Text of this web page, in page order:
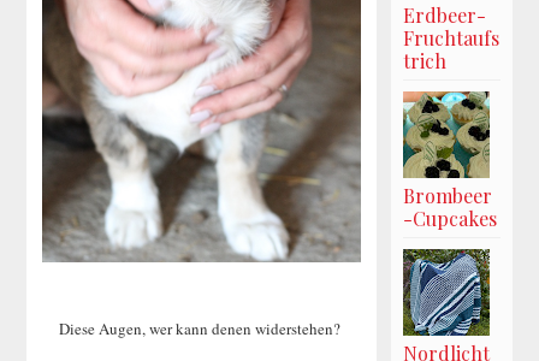
Diese Augen, wer kann denen widerstehen?
Erdbeer-
Fruchtaufs
trich
Brombeer
-Cupcakes
Nordlicht